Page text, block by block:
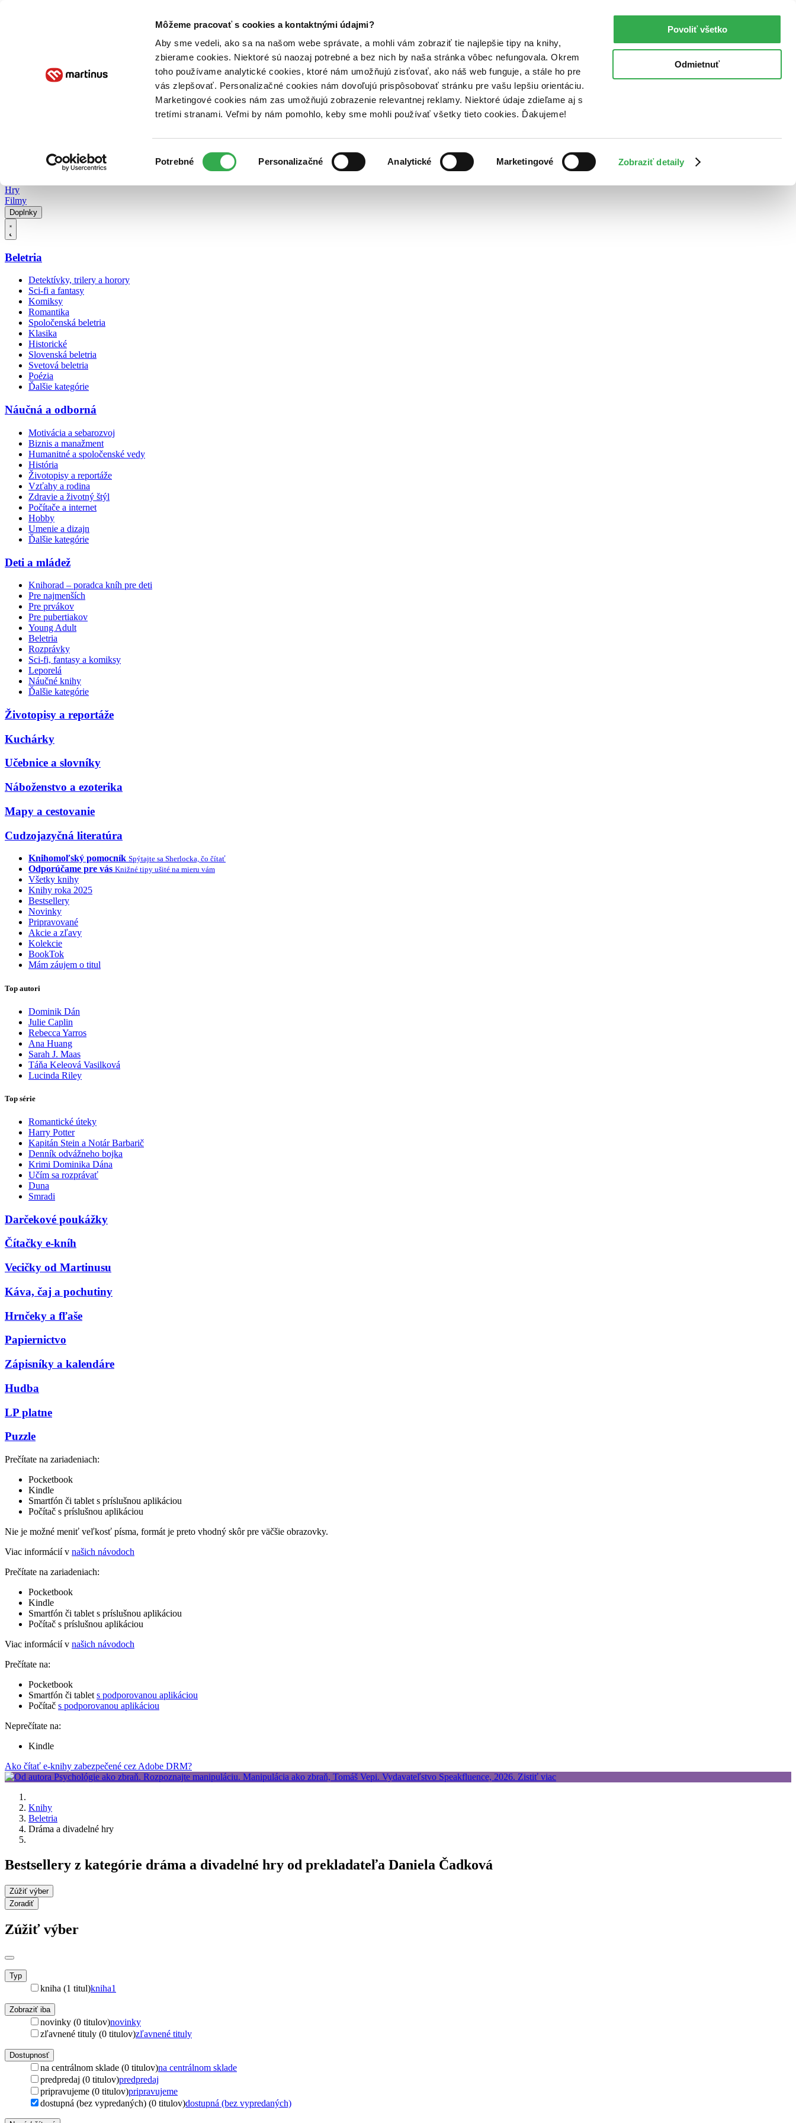
Môžeme pracovať s cookies a kontaktnými údajmi?
Aby sme vedeli, ako sa na našom webe správate, a mohli vám zobraziť tie najlepšie tipy na knihy,
zbierame cookies. Niektoré sú naozaj potrebné a bez nich by naša stránka vôbec nefungovala. Okrem
toho používame analytické cookies, ktoré nám umožňujú zisťovať, ako náš web funguje, a stále ho pre
vás zlepšovať. Personalizačné cookies nám dovoľujú prispôsobovať stránku pre vašu lepšiu orientáciu.
Marketingové cookies nám zas umožňujú zobrazenie relevantnej reklamy. Niektoré údaje zdieľame aj s
tretími stranami. Veľmi by nám pomohlo, keby sme mohli používať všetky tieto cookies. Ďakujeme!
súhlasu
Potrebné Personalizačné Analytické Marketingové Zobraziť detaily
Povoliť všetko
Odmietnuť
Poukážky Kontakt
Hry
Filmy
Doplnky
Beletria
Detektívky, trilery a horory
Sci-fi a fantasy
Komiksy
Romantika
Spoločenská beletria
Klasika
Historické
Slovenská beletria
Svetová beletria
Poézia
Ďalšie kategórie
Náučná a odborná
Motivácia a sebarozvoj
Biznis a manažment
Humanitné a spoločenské vedy
História
Životopisy a reportáže
Vzťahy a rodina
Zdravie a životný štýl
Počítače a internet
Hobby
Umenie a dizajn
Ďalšie kategórie
Deti a mládež
Knihorad – poradca kníh pre deti
Pre najmenších
Pre prvákov
Pre pubertiakov
Young Adult
Beletria
Rozprávky
Sci-fi, fantasy a komiksy
Leporelá
Náučné knihy
Ďalšie kategórie
Životopisy a reportáže
Kuchárky
Učebnice a slovníky
Náboženstvo a ezoterika
Mapy a cestovanie
Cudzojazyčná literatúra
Knihomoľský pomocník Spýtajte sa Sherlocka, čo čítať
Odporúčame pre vás Knižné tipy ušité na mieru vám
Všetky knihy
Knihy roka 2025
Bestsellery
Novinky
Pripravované
Akcie a zľavy
Kolekcie
BookTok
Mám záujem o titul
Top autori
Dominik Dán
Julie Caplin
Rebecca Yarros
Ana Huang
Sarah J. Maas
Táňa Keleová Vasilková
Lucinda Riley
Top série
Romantické úteky
Harry Potter
Kapitán Stein a Notár Barbarič
Denník odvážneho bojka
Krimi Dominika Dána
Učím sa rozprávať
Duna
Smradi
Darčekové poukážky
Čítačky e-kníh
Vecičky od Martinusu
Káva, čaj a pochutiny
Hrnčeky a fľaše
Papiernictvo
Zápisníky a kalendáre
Hudba
LP platne
Puzzle
Prečítate na zariadeniach:
Pocketbook
Kindle
Smartfón či tablet s príslušnou aplikáciou
Počítač s príslušnou aplikáciou
Nie je možné meniť veľkosť písma, formát je preto vhodný skôr pre väčšie obrazovky.
Viac informácií v našich návodoch
Prečítate na zariadeniach:
Pocketbook
Kindle
Smartfón či tablet s príslušnou aplikáciou
Počítač s príslušnou aplikáciou
Viac informácií v našich návodoch
Prečítate na:
Pocketbook
Smartfón či tablet s podporovanou aplikáciou
Počítač s podporovanou aplikáciou
Neprečítate na:
Kindle
Ako čítať e-knihy zabezpečené cez Adobe DRM?
Knihy
Beletria
Dráma a divadelné hry
Bestsellery z kategórie dráma a divadelné hry od prekladateľa Daniela Čadková
Zúžiť výber
Zoradiť
Zúžiť výber
Typ
kniha (1 titul)kniha1
Zobraziť iba
novinky (0 titulov)novinky
zľavnené tituly (0 titulov)zľavnené tituly
Dostupnosť
na centrálnom sklade (0 titulov)na centrálnom sklade
predpredaj (0 titulov)predpredaj
pripravujeme (0 titulov)pripravujeme
dostupná (bez vypredaných) (0 titulov)dostupná (bez vypredaných)